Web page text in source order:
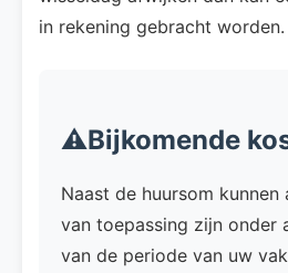
in rekening gebracht worden.
⚠️Bijkomende
Naast de huursom
van toepassing zijn onder
van de periode van uw